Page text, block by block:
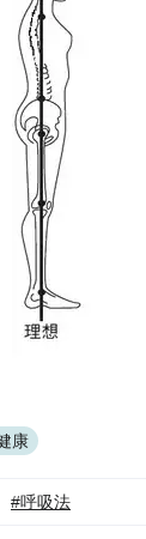
康
#呼吸法